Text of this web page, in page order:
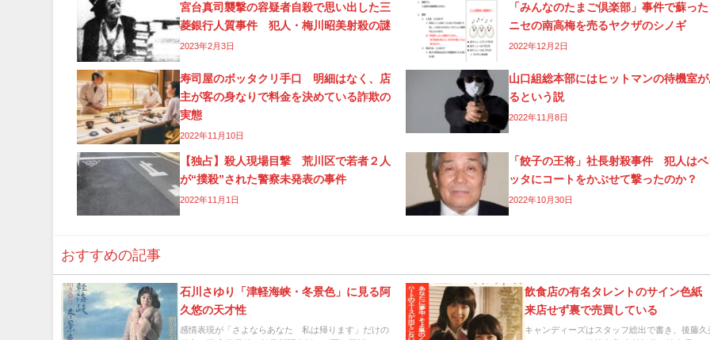
宮台真司襲撃の容疑者自殺で思い出した三
菱銀行人質事件 犯人・梅川昭美射殺の謎
2023年2月3日
「みんなのたまご倶楽部」事件で蘇っ
ニセの南高梅を売るヤクザのシノギ
2022年12月2日
寿司屋のボッタクリ手口 明細はなく、店
主が客の身なりで料金を決めている詐欺の
実態
2022年11月10日
山口組総本部にはヒットマンの待機室
るという説
2022年11月8日
【独占】殺人現場目撃 荒川区で若者２人
が“撲殺”された警察未発表の事件
2022年11月1日
「餃子の王将」社長射殺事件 犯人はベ
ッタにコートをかぶせて撃ったのか？
2022年10月30日
おすすめの記事
石川さゆり「津軽海峡・冬景色」に見る阿
久悠の天才性
感情表現が「さよならあなた 私は帰ります」だけの
飲食店の有名タレントのサイン色
来店せず裏で売買している
キャンディーズはスタッフ総出で書き、後藤久